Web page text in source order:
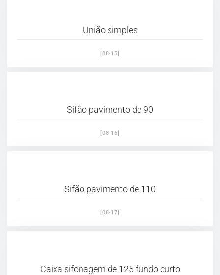
União simples
[08-15]
Sifão pavimento de 90
[08-16]
Sifão pavimento de 110
[08-17]
Caixa sifonagem de 125 fundo curto